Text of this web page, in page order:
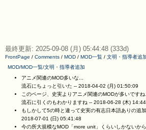
最終更新: 2025-09-08 (月) 05:44:48 (333d)
FrontPage / Comments / MOD / MOD一覧 / 文明・指導者追
MOD/MOD一覧/文明・指導者追加
アニメ関連のMOD多いな...
流石にちょっと引いた -- 2018-04-02 (月) 01:50:09
このページ、史実よりアニメ関連のMODが多いです
流石に引くのもわかりますね -- 2018-06-28 (木)
もしかして5の時と違って史実の有志日本語ありの
2018-07-01 (日) 05:41:48
今の所大規模なMOD「more unit」くらいしかないか